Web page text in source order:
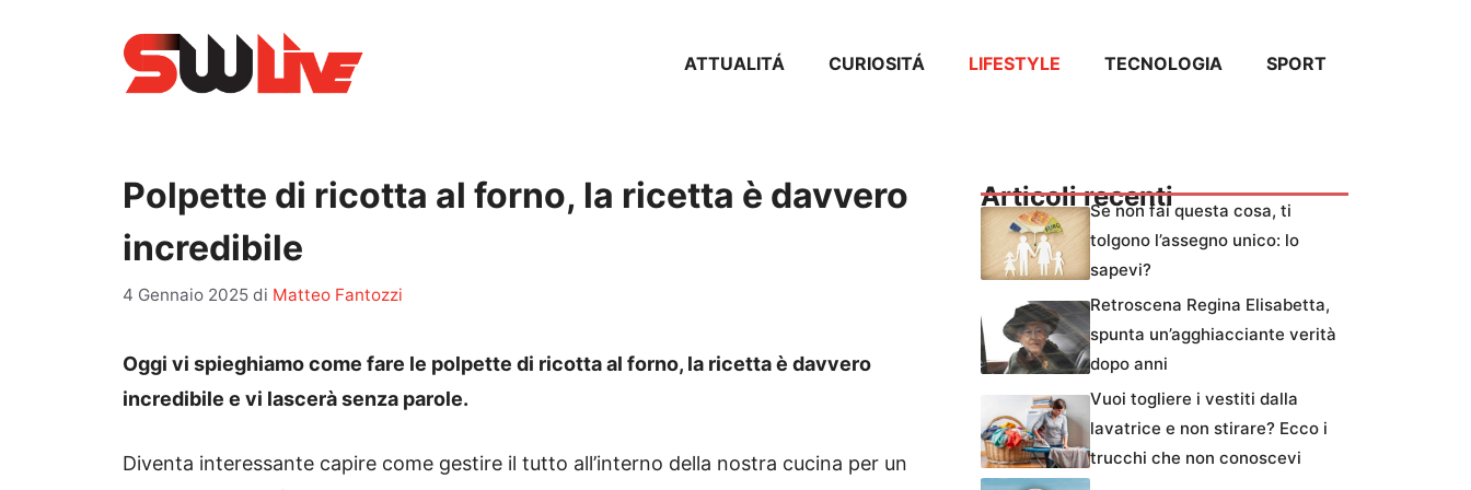
ATTUALITÁ CURIOSITÁ LIFESTYLE TECNOLOGIA SPORT
Polpette di ricotta al forno, la ricetta è davvero
incredibile
4 Gennaio 2025 di Matteo Fantozzi
Oggi vi spieghiamo come fare le polpette di ricotta al forno, la ricetta è davvero
incredibile e vi lascerà senza parole.
Diventa interessante capire come gestire il tutto all’interno della nostra cucina per un
Articoli recentiSe non fai questa cosa, ti
tolgono l’assegno unico: lo
sapevi?
Retroscena Regina Elisabetta,
spunta un’agghiacciante verità
dopo anni
Vuoi togliere i vestiti dalla
lavatrice e non stirare? Ecco i
trucchi che non conoscevi